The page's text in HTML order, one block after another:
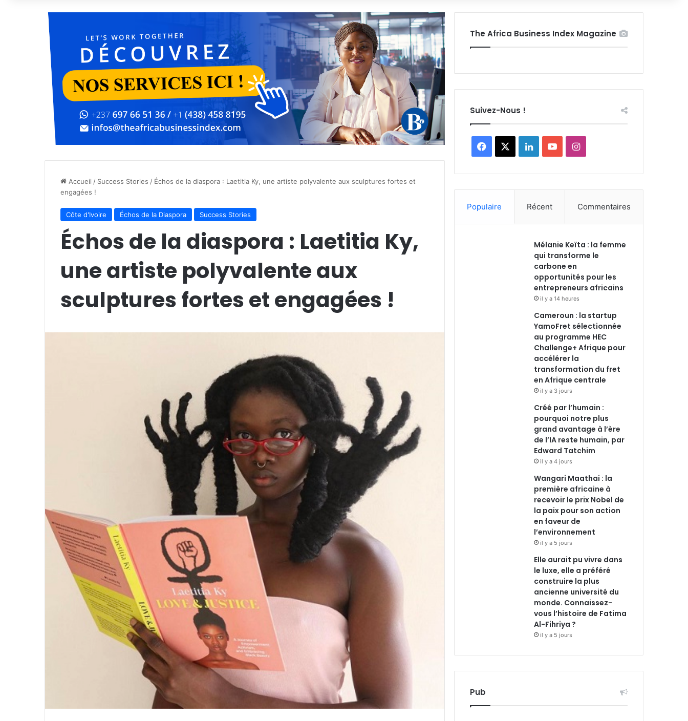
Accueil / Success Stories / Échos de la diaspora : Laetitia Ky, une artiste polyvalente aux sculptures fortes et
engagées !
Côte d'Ivoire Échos de la Diaspora Success Stories
Échos de la diaspora : Laetitia Ky,
une artiste polyvalente aux
sculptures fortes et engagées !
The Africa Business Index Magazine
Suivez-Nous !
Facebook LinkedinYouTubeInstagram
Populaire Récent Commentaires
Mélanie Keïta : la femme
qui transforme le
carbone en
opportunités pour les
entrepreneurs africains
il y a 14 heures
Cameroun : la startup
YamoFret sélectionnée
au programme HEC
Challenge+ Afrique pour
accélérer la
transformation du fret
en Afrique centrale
il y a 3 jours
Créé par l’humain :
pourquoi notre plus
grand avantage à l’ère
de l’IA reste humain, par
Edward Tatchim
il y a 4 jours
Wangari Maathai : la
première africaine à
recevoir le prix Nobel de
la paix pour son action
en faveur de
l’environnement
il y a 5 jours
Elle aurait pu vivre dans
le luxe, elle a préféré
construire la plus
ancienne université du
monde. Connaissez-
vous l’histoire de Fatima
Al-Fihriya ?
il y a 5 jours
Pub